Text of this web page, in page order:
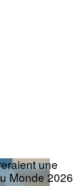
une
Monde 2026